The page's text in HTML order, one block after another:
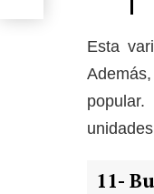
Esta
11-